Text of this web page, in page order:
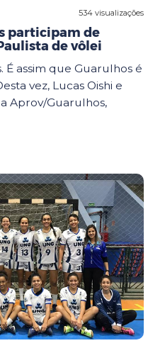
534 visualizações
participam de
de vôlei
assim que Guarulhos é
vez, Lucas Oishi e
Aprov/Guarulhos,